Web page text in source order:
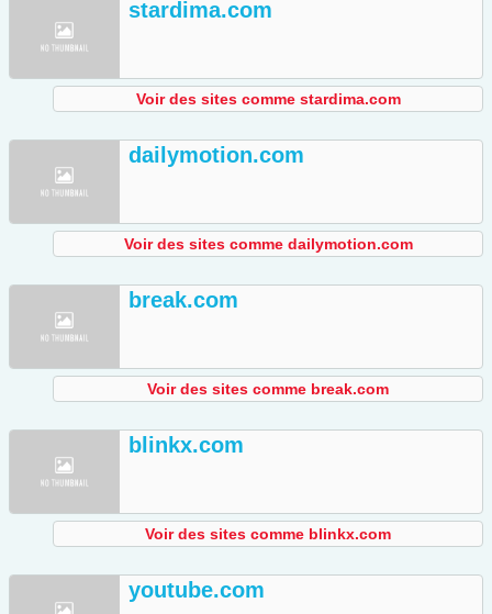
stardima.com
Voir des sites comme stardima.com
dailymotion.com
Voir des sites comme dailymotion.com
break.com
Voir des sites comme break.com
blinkx.com
Voir des sites comme blinkx.com
youtube.com